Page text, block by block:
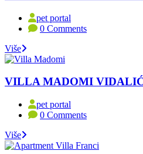
pet portal
0 Comments
Više
VILLA MADOMI
pet portal
0 Comments
Više